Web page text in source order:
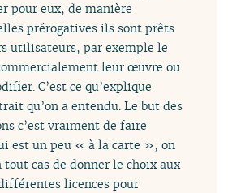
pour eux, de manière
prérogatives ils sont prêts
utilisateurs, par exemple le
leur œuvre ou
C’est ce qu’explique
qu’on a entendu. Le but des
c’est vraiment de faire
est un peu « à la carte », on
cas de donner le choix aux
licences pour